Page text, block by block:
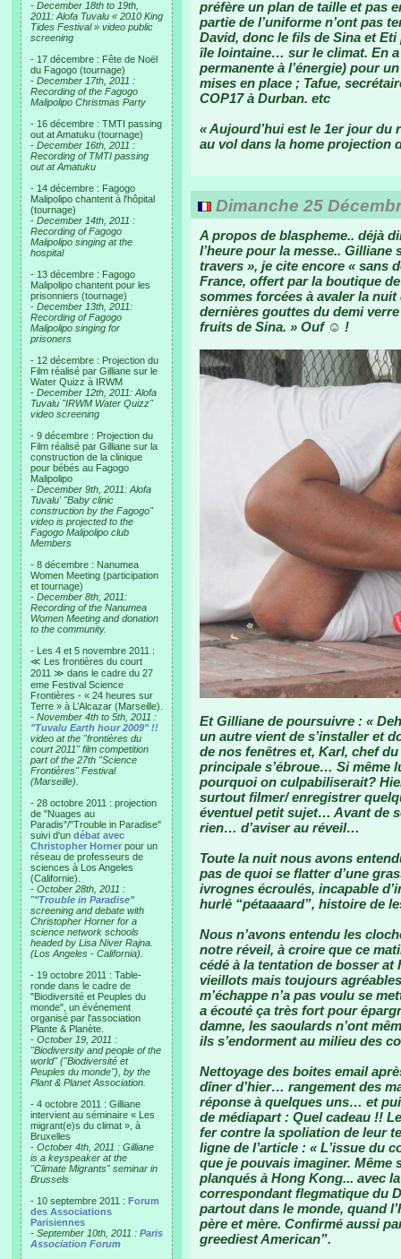
- December 18th to 19th,
2011: Alofa Tuvalu « 2010 King
Tides Festival » video public
screening
- 17 décembre : Fête de Noël
du Fagogo (tournage)
- December 17th, 2011 :
Recording of the Fagogo
Malipolipo Christmas Party
- 16 décembre : TMTI passing
out at Amatuku (tournage)
- December 16th, 2011 :
Recording of TMTI passing
out at Amatuku
- 14 décembre : Fagogo
Malipolipo chantent à l'hôpital
(tournage)
- December 14th, 2011 :
Recording of Fagogo
Malipolipo singing at the
hospital
- 13 décembre : Fagogo
Malipolipo chantent pour les
prisonniers (tournage)
- December 13th, 2011:
Recording of Fagogo
Malipolipo singing for
prisoners
- 12 décembre : Projection du
Film réalisé par Gilliane sur le
Water Quizz à IRWM
- December 12th, 2011: Alofa
Tuvalu "IRWM Water Quizz"
video screening
- 9 décembre : Projection du
Film réalisé par Gilliane sur la
construction de la clinique
pour bébés au Fagogo
Malipolipo
- December 9th, 2011: Alofa
Tuvalu' "Baby clinic
construction by the Fagogo"
video is projected to the
Fagogo Malipolipo club
Members
- 8 décembre : Nanumea
Women Meeting (participation
et tournage)
- December 8th, 2011:
Recording of the Nanumea
Women Meeting and donation
to the community.
- Les 4 et 5 novembre 2011 :
≪ Les frontières du court
2011 ≫ dans le cadre du 27
eme Festival Science
Frontières - « 24 heures sur
Terre » à L’Alcazar (Marseille).
- November 4th to 5th, 2011 :
"Tuvalu Earth hour 2009" !!
video at the "frontières du
court 2011" film competition
part of the 27th "Science
Frontières" Festival
(Marseille).
- 28 octobre 2011 : projection
de "Nuages au
Paradis"/"Trouble in Paradise"
suivi d'un débat avec
Christopher Horner pour un
réseau de professeurs de
sciences à Los Angeles
(Californie).
- October 28th, 2011 :
""Trouble in Paradise"
screening and debate with
Christopher Horner for a
science network schools
headed by Lisa Niver Rajna.
(Los Angeles - California).
- 19 octobre 2011 : Table-
ronde dans le cadre de
"Biodiversité et Peuples du
monde", un événement
organisé par l'association
Plante & Planète.
- October 19, 2011 :
"Biodiversity and people of the
world" ("Biodiversité et
Peuples du monde"), by the
Plant & Planet Association.
- 4 octobre 2011 : Gilliane
intervient au séminaire « Les
migrant(e)s du climat », à
Bruxelles
- October 4th, 2011 : Gilliane
is a keyspeaker at the
"Climate Migrants" seminar in
Brussels
- 10 septembre 2011 : Forum
des Associations
Parisiennes
- September 10th, 2011 : Paris
Association Forum
préfère un plan de taille et pas
partie de l’uniforme n’ont pas
David, donc le fils de Sina et
île lointaine… sur le climat. En a
permanente à l’énergie) pour
mises en place ; Tafue,
COP17 à Durban. etc
« Aujourd’hui est le 1er jour
au vol dans la home projection
Dimanche 25
A propos de blaspheme.. déjà
l’heure pour la messe.. Gilliane
travers », je cite encore « sans
France, offert par la boutique
sommes forcées à avaler la
dernières gouttes du demi
fruits de Sina. » Ouf ☺ !
Et Gilliane de poursuivre : «
un autre vient de s’installer et
de nos fenêtres et, Karl, chef
principale s’ébroue… Si même
pourquoi on culpabiliserait?
surtout filmer/ enregistrer
éventuel petit sujet… Avant de
rien… d’aviser au réveil…
Toute la nuit nous avons
pas de quoi se flatter d’une
ivrognes écroulés, incapable
hurlé “pétaaaard”, histoire de
Nous n’avons entendu les
notre réveil, à croire que ce
cédé à la tentation de bosser
vieillots mais toujours
m’échappe n’a pas voulu se
a écouté ça très fort pour
damne, les saoulards n’ont
ils s’endorment au milieu des
Nettoyage des boites email
dîner d’hier… rangement des
réponse à quelques uns… et
de médiapart : Quel cadeau !!
fer contre la spoliation de leur
ligne de l’article : « Lʼissue du
que je pouvais imaginer. Même
planqués à Hong Kong... avec
correspondant flegmatique du
partout dans le monde, quand
père et mère. Confirmé aussi
greediest American”.